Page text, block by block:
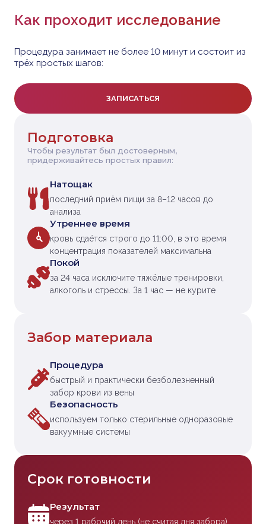
Как проходит исследование
Процедура занимает не более 10 минут и состоит из
трёх простых шагов:
ЗАПИСАТЬСЯ
Подготовка
Чтобы результат был достоверным,
придерживайтесь простых правил:
Натощак
последний приём пищи за 8–12 часов до
анализа
Утреннее время
кровь сдаётся строго до 11:00, в это время
концентрация показателей максимальна
Покой
за 24 часа исключите тяжёлые тренировки,
алкоголь и стрессы. За 1 час — не курите
Забор материала
Процедура
быстрый и практически безболезненный
забор крови из вены
Безопасность
используем только стерильные одноразовые
вакуумные системы
Срок готовности
Результат
через 1 рабочий день (не считая дня забора)